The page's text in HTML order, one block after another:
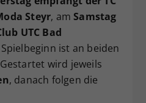
Steyr, amSamstag
UTC Bad
ist an beiden
wird jeweils
, danach folgen die
speichert Ihre Consent-
Unter anderem eine
ID, für die
Speicherung Ihrer
Einstellungen, falls der
Betreiber dies eingestellt